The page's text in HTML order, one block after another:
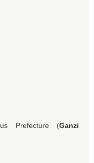
Prefecture (Ganzi